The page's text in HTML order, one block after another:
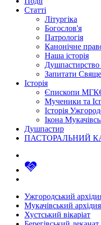
Статті
Літургіка
Богослов'я
Патрологія
Канонічне
Наша історія
Душпастирство
Запитати
Історія
Єпископи
Мученики та
Історія
Ікона
Душпастир
ПАСТОРАЛЬНИЙ
Ужгородський
Мукачівський
Хустський вікаріат